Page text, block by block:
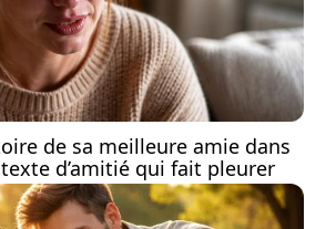
de sa meilleure amie dans
d’amitié qui fait pleurer